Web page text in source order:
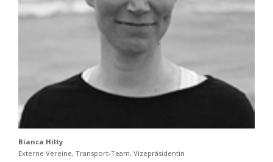
Bianca Hilty
Externe Vereine, Transport-Team, Vizepräsidentin